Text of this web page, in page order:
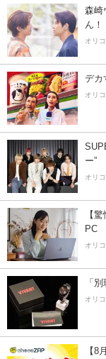
森崎
ん！
オリ
デカ
オリ
ー”
オリ
【
PC
オリ
「
オリ
【8